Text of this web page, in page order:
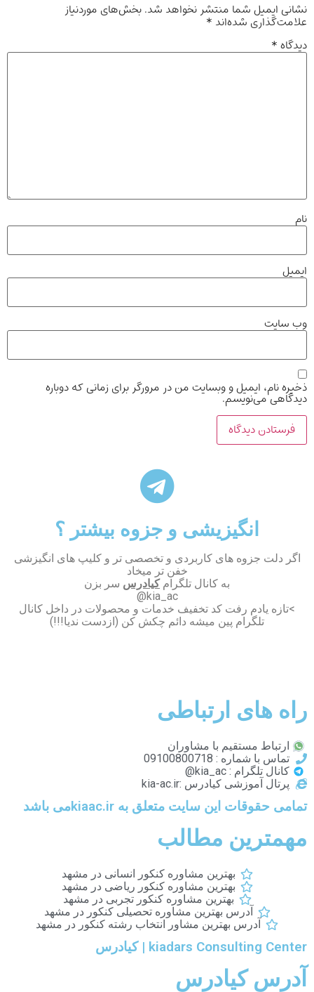
نشانی ایمیل شما منتشر نخواهد شد.بخش‌های موردنیاز
علامت‌گذاری شده‌اند *
دیدگاه*
نام
ایمیل
وب‌ سایت
ذخیره نام، ایمیل و وبسایت من در مرورگر برای زمانی که دوباره
دیدگاهی می‌نویسم.
انگیزیشی و جزوه بیشتر ؟
اگر دلت جزوه های کاربردی و تخصصی تر و کلیپ های انگیزشی
خفن تر میخاد
به کانال تلگرامکیادرس سر بزن
kia_ac@
>تازه یادم رفت کد تخفیف خدمات و محصولات در داخل کانال
تلگرام پین میشه دائم چکش کن (ازدست ندیا!!!)
راه های ارتباطی
ارتباط مستقیم با مشاوران
تماس با شماره : 09100800718
کانال تلگرام : kia_ac@
پرتال آموزشی کیادرس :kia-ac.ir
تمامی حقوقات این سایت متعلق به kiaac.irمی باشد
مهمترین مطالب
بهترین مشاوره کنکور انسانی در مشهد
بهترین مشاوره کنکور ریاضی در مشهد
بهترین مشاوره کنکور تجربی در مشهد
آدرس بهترین مشاوره تحصیلی کنکور در مشهد
آدرس بهترین مشاور انتخاب رشته کنکور در مشهد
kiadars Consulting Center | کیادرس
آدرس کیادرس